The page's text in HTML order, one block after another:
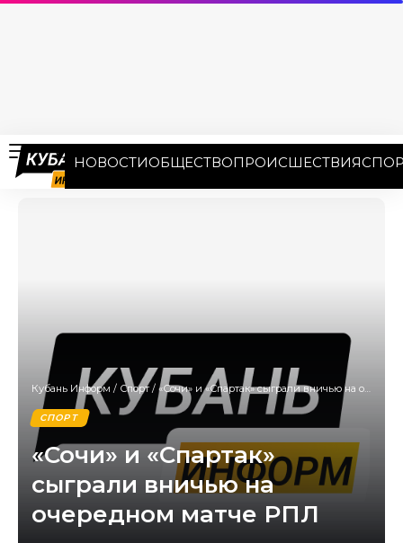
НОВОСТИОБЩЕСТВОПРОИСШЕСТВИЯ
Кубань Информ / Спорт / «Сочи» и «Спартак» сыграли вничью на очередном матче РПЛ
СПОРТ
«Сочи» и «Спартак»
сыграли вничью на
очередном матче РПЛ